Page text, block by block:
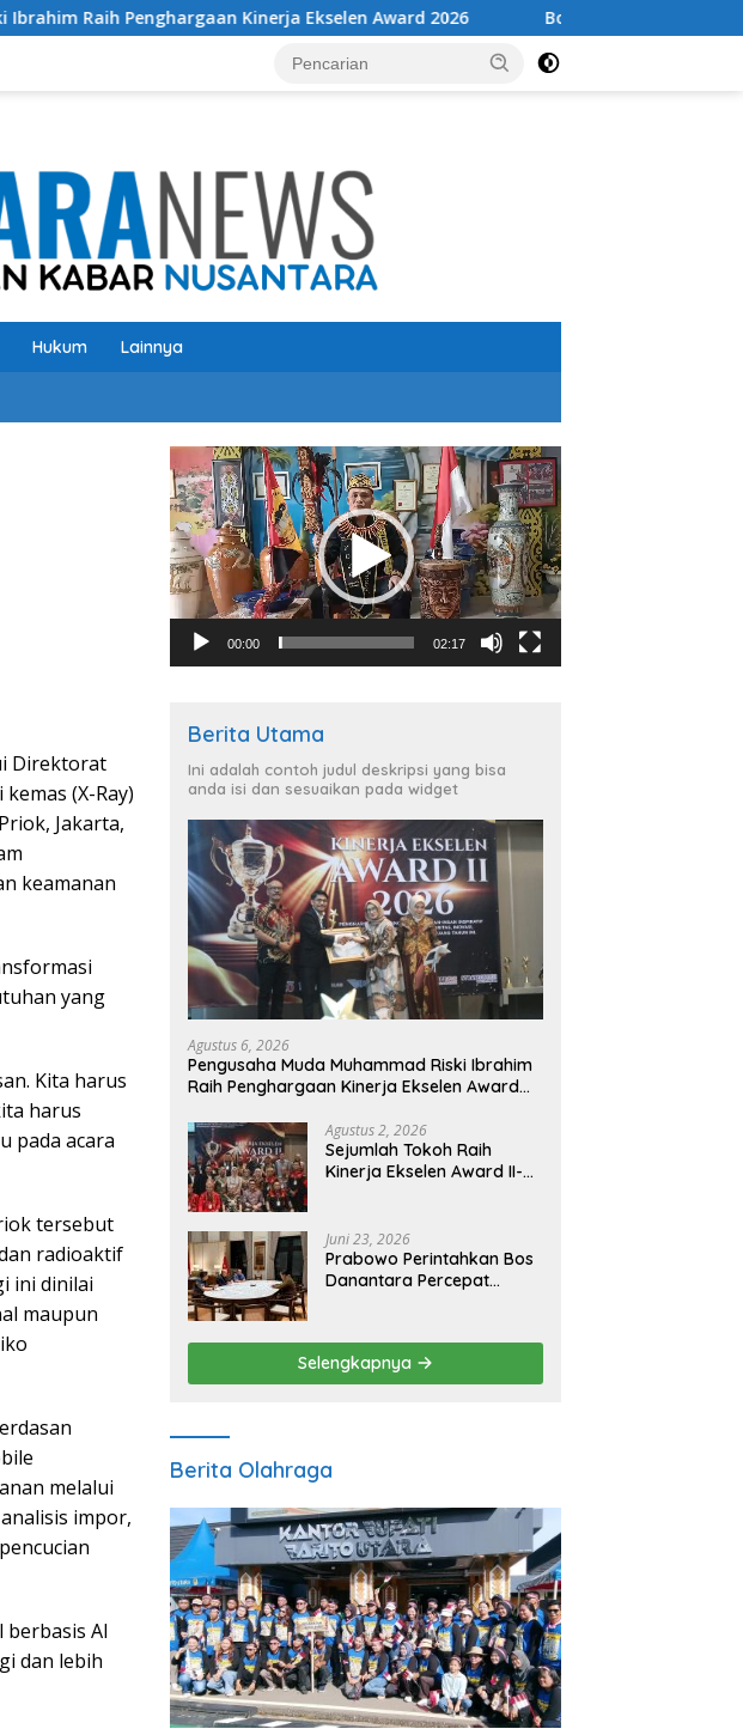
Kinerja Ekselen Award 2026 Bolehkah mencabut cas HP sebelum
Hukum Lainnya
Direktorat
(X-Ray)
Jakarta,
keamanan
yang
Kita harus
harus
pada acara
tersebut
radioaktif
ini dinilai
maupun
melalui
impor,
AI
dan lebih
Pemutar
Video
00:00 02:17
Berita Utama
Ini adalah contoh judul deskripsi yang bisa
anda isi dan sesuaikan pada widget
Agustus 6, 2026
Pengusaha Muda Muhammad Riski Ibrahim
Raih Penghargaan Kinerja Ekselen Award
Agustus 2, 2026
Sejumlah Tokoh Raih
Kinerja Ekselen Award II-
Juni 23, 2026
Prabowo Perintahkan Bos
Danantara Percepat
Ekonomi Baru
Selengkapnya
Berita Olahraga